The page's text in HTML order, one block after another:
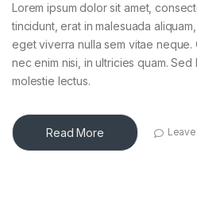
Lorem ipsum dolor sit amet,
tincidunt, erat in malesuada
eget viverra nulla sem vitae neque.
nec enim nisi, in ultricies quam.
molestie lectus.
Read More